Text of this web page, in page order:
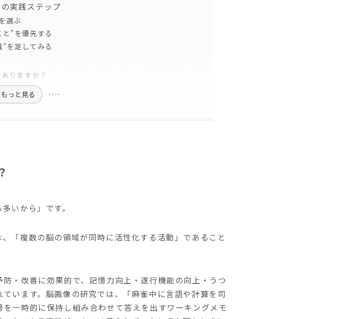
実践ステップ
選ぶ
”を優先する
を足してみる
りますか？
もっと見る
いから」です。
「複数の脳の領域が同時に活性化する活動」であること
・改善に効果的で、記憶力向上・遂行機能の向上・うつ
います。脳画像の研究では、「麻雀中に言語や計算を司
一時的に保持し組み合わせて答えを出すワーキングメモ